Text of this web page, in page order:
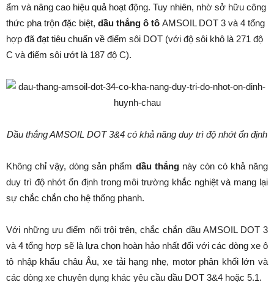
ẩm và nâng cao hiệu quả hoạt động. Tuy nhiên, nhờ sở hữu công
thức pha trộn đặc biệt, dầu thắng ô tô AMSOIL DOT 3 và 4 tổng
hợp đã đạt tiêu chuẩn về điểm sôi DOT (với độ sôi khô là 271 độ
C và điểm sôi ướt là 187 độ C).
Dầu thắng AMSOIL DOT 3&4 có khả năng duy trì độ nhớt ổn định
Không chỉ vậy, dòng sản phẩm dầu thắngnày còn có khả năng
duy trì độ nhớt ổn định trong môi trường khắc nghiệt và mang lại
sự chắc chắn cho hệ thống phanh.
Với những ưu điểm nổi trội trên, chắc chắn dầu AMSOIL DOT 3
và 4 tổng hợp sẽ là lựa chọn hoàn hảo nhất đối với các dòng xe ô
tô nhập khẩu châu Âu, xe tải hạng nhẹ, motor phân khối lớn và
các dòng xe chuyên dụng khác yêu cầu dầu DOT 3&4 hoặc 5.1.